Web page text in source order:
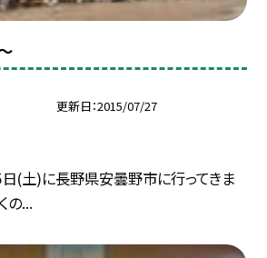
更新日 2015/07/27
日(土)に長野県安曇野市に行ってきま
の...